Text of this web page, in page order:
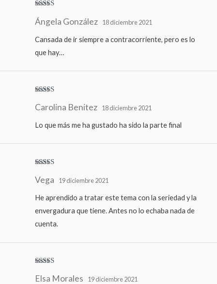
con4de
5
Ángela González 18 diciembre 2021
Cansada de ir siempre a contracorriente, pero es lo
que hay…
con5de 5
Carolina Benitez 18 diciembre 2021
Lo que más me ha gustado ha sido la parte final
con5de 5
Vega 19 diciembre 2021
He aprendido a tratar este tema con la seriedad y la
envergadura que tiene. Antes no lo echaba nada de
cuenta.
con4 de
Elsa Morales 19 diciembre 2021